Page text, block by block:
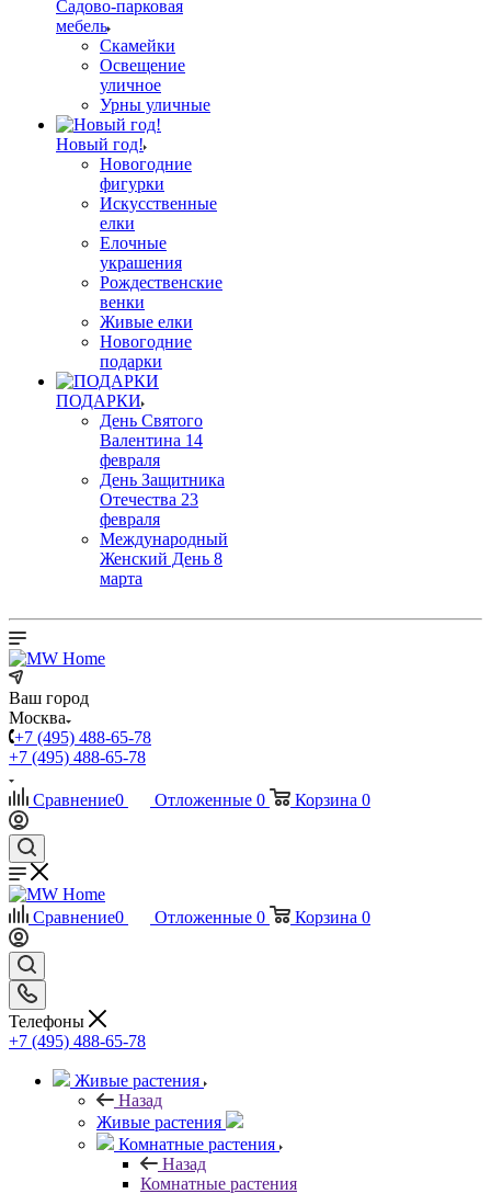
Садово-парковая
мебель
Скамейки
Освещение
уличное
Урны уличные
Новый год!
Новогодние
фигурки
Искусственные
елки
Елочные
украшения
Рождественские
венки
Живые елки
Новогодние
подарки
ПОДАРКИ
День Святого
Валентина 14
февраля
День Защитника
Отечества 23
февраля
Международный
Женский День 8
марта
Ваш город
Москва
+7 (495) 488-65-78
+7 (495) 488-65-78
Сравнение0 Отложенные 0 Корзина 0
Сравнение0 Отложенные 0 Корзина 0
Телефоны
+7 (495) 488-65-78
Живые растения
Назад
Живые растения
Комнатные растения
Назад
Комнатные растения